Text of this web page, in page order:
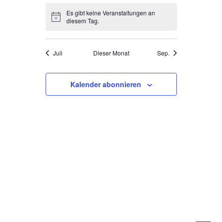
Hinweis
Es gibt keine Veranstaltungen an
diesem Tag.
Juli Dieser Monat Sep.
Kalender abonnieren